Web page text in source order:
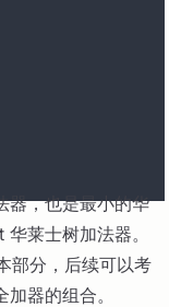
器，也是最小的华
莱士树加法器。
部分，后续可以考
器的组合。